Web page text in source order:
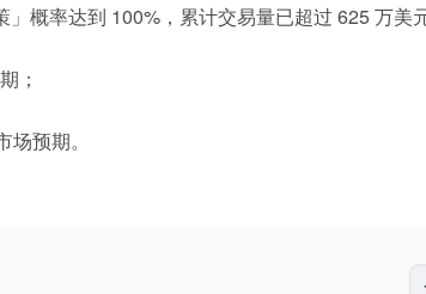
概率达到 100%，累计交易量已超过 625 万美
；
预期。